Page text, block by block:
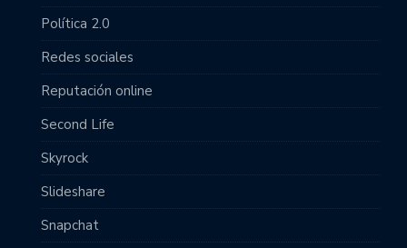
Política 2.0
Redes sociales
Reputación online
Second Life
Skyrock
Slideshare
Snapchat